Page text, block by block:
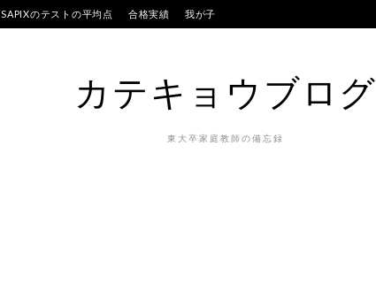
SAPIXのテストの平均点 合格実績 我が子
カテキョウブログ
東大卒家庭教師の備忘録